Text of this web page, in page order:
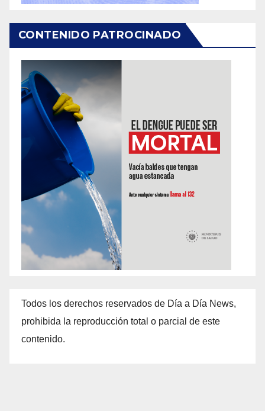
CONTENIDO PATROCINADO
Todos los derechos reservados de Día a Día News,
prohibida la reproducción total o parcial de este
contenido.